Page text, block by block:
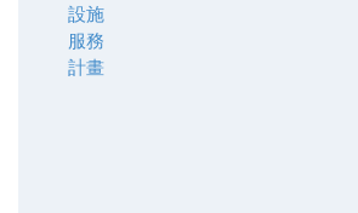
設施
服務
計畫